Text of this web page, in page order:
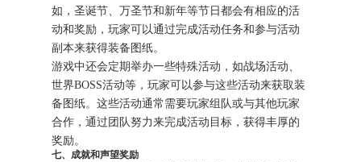
如，圣诞节、万圣节和新年等节日都会有相应的活
动和奖励，玩家可以通过完成活动任务和参与活动
副本来获得装备图纸。
游戏中还会定期举办一些特殊活动，如战场活动、
世界BOSS活动等，玩家可以参与这些活动来获取装
备图纸。这些活动通常需要玩家组队或与其他玩家
合作，通过团队努力来完成活动目标，获得丰厚的
奖励。
七、成就和声望奖励